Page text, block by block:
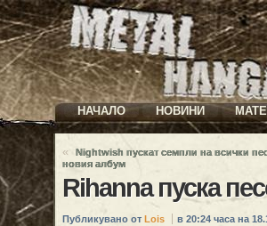
НАЧАЛО НОВИНИ
«
Nightwish пускат семпли на всички
новия албум
Rihanna пуска
Публикувано от Lois в 20:24 часа на